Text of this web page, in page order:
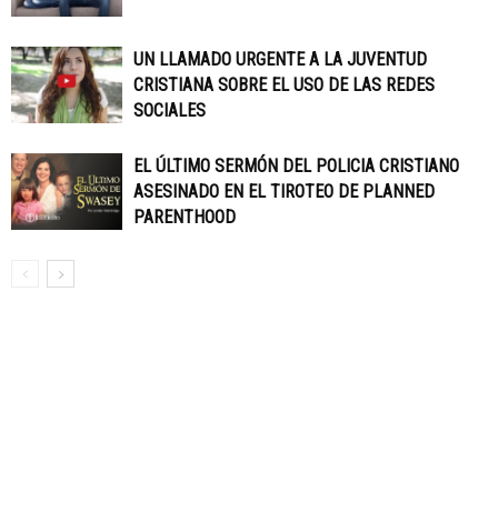
UN LLAMADO URGENTE A LA JUVENTUD
CRISTIANA SOBRE EL USO DE LAS REDES
SOCIALES
EL ÚLTIMO SERMÓN DEL POLICIA CRISTIANO
ASESINADO EN EL TIROTEO DE PLANNED
PARENTHOOD